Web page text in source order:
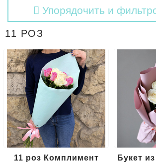
Упорядочить и
11 РОЗ
11 роз Комплимент Букет